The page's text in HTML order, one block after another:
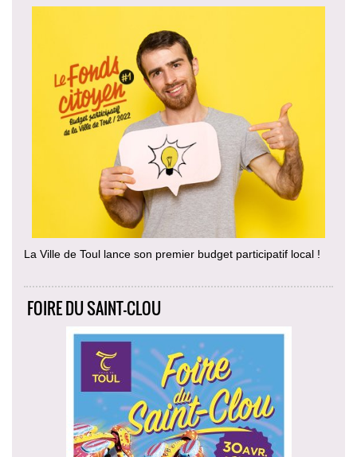
La Ville de Toul lance son premier budget participatif local !
FOIRE DU SAINT-CLOU